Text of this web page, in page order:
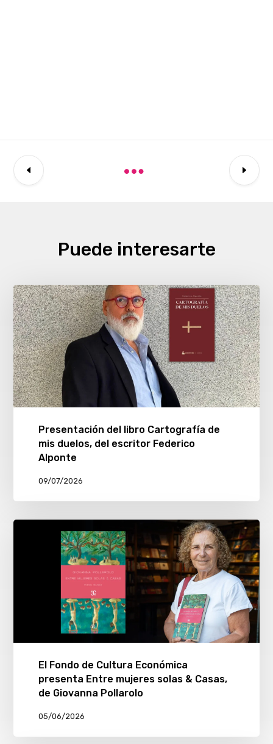
Puede interesarte
Presentación del libro Cartografía de
mis duelos, del escritor Federico
Alponte
09/07/2026
El Fondo de Cultura Económica
presenta Entre mujeres solas & Casas,
de Giovanna Pollarolo
05/06/2026